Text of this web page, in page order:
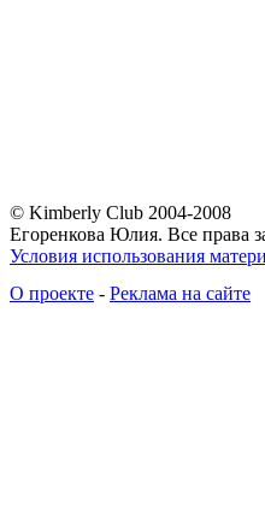
© Kimberly Club 2004-2008
Егоренкова Юлия. Все права
Условия использования
О проекте - Реклама на сайте